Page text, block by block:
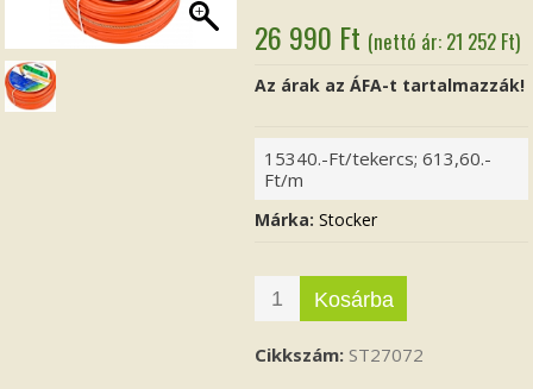
26 990 Ft (nettó ár: 21 252 Ft)
Az árak az ÁFA-t tartalmazzák!
15340.-Ft/tekercs; 613,60.-
Ft/m
Márka:Stocker
Kosárba
Cikkszám: ST27072